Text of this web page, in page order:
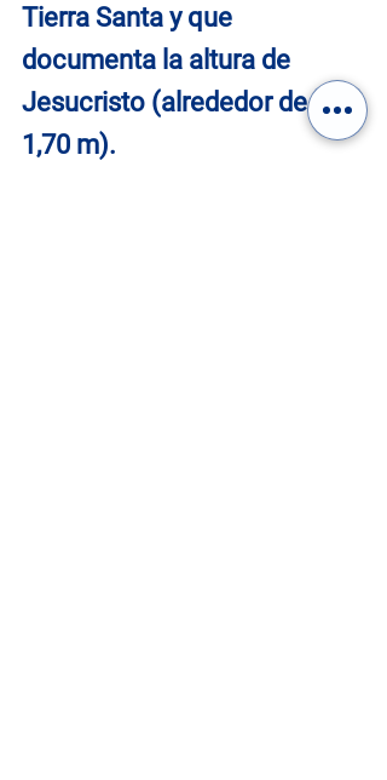
Tierra Santa y que
documenta la altura de
Jesucristo (alrededor de
1,70 m).